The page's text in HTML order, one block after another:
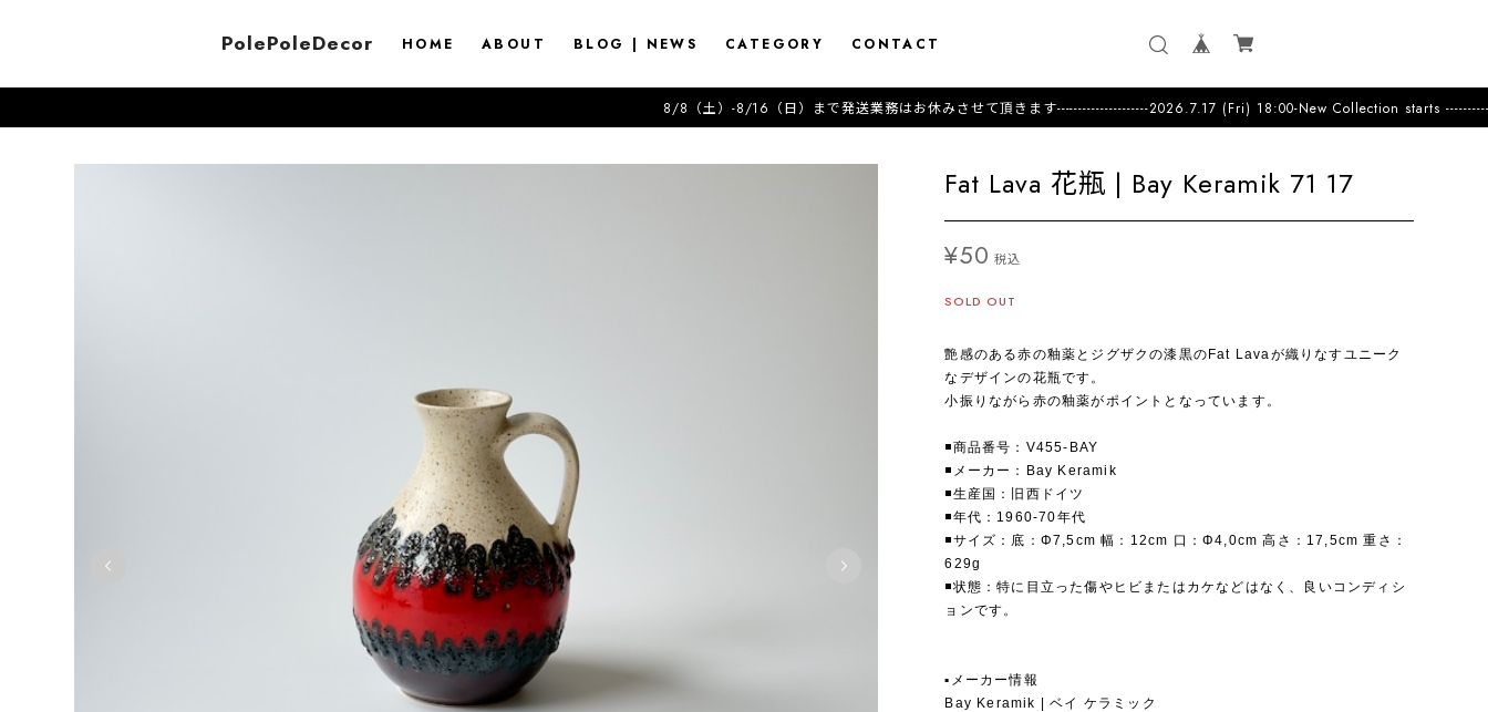
PolePoleDecor HOME ABOUT BLOG | NEWS CATEGORY CONTACT
8/8（土）-8/16（日）まで発送業務はお休みさせて頂きます---------------------2026.7.17 (Fri) 18:00-New Collection starts
Fat Lava 花瓶 | Bay Keramik 71 17
¥50 税込
SOLD OUT
艶感のある赤の釉薬とジグザクの漆黒のFat Lavaが織りなすユニーク
なデザインの花瓶です。
小振りながら赤の釉薬がポイントとなっています。
◾️商品番号：V455-BAY
◾️メーカー：Bay Keramik
◾️生産国：旧西ドイツ
◾️年代：1960-70年代
◾️サイズ：底：Φ7,5cm 幅：12cm 口：Φ4,0cm 高さ：17,5cm 重さ：
629g
◾️状態：特に目立った傷やヒビまたはカケなどはなく、良いコンディシ
ョンです。
▪️メーカー情報
Bay Keramik | ベイ ケラミック